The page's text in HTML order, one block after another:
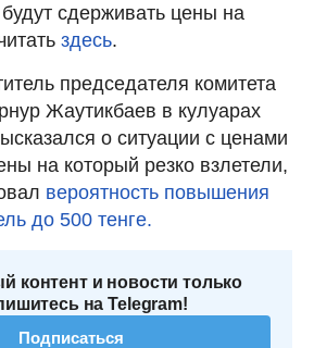
сдерживать цены на
здесь.
председателя комитета
Жаутикбаев в кулуарах
о ситуации с ценами
на который резко взлетели,
вероятность повышения
до 500 тенге.
контент и новости только
на Telegram!
Подписаться